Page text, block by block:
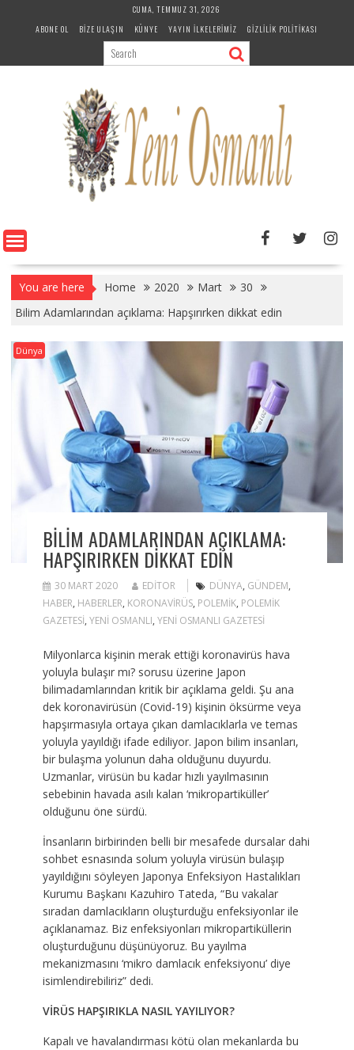
CUMA, TEMMUZ 31, 2026
ABONE OL
BIZE ULAŞIN KÜNYE YAYIN İLKELERIMIZ GIZLILIK POLITIKASI
You are here Home 2020 Mart
30
Bilim Adamlarından açıklama: Hapşırırken dikkat edin
Dünya
BILIM ADAMLARINDAN AÇIKLAMA:
HAPŞIRIRKEN DIKKAT EDIN
30 MART 2020 EDITOR DÜNYA, GÜNDEM,
HABER, HABERLER, KORONAVIRÜS, POLEMIK, POLEMIK
GAZETESI, YENI OSMANLI, YENI OSMANLI GAZETESI
Milyonlarca kişinin merak ettiği koronavirüs hava
yoluyla bulaşır mı? sorusu üzerine Japon
bilimadamlarından kritik bir açıklama geldi. Şu ana
dek koronavirüsün (Covid-19) kişinin öksürme veya
hapşırmasıyla ortaya çıkan damlacıklarla ve temas
yoluyla yayıldığı ifade ediliyor. Japon bilim insanları,
bir bulaşma yolunun daha olduğunu duyurdu.
Uzmanlar, virüsün bu kadar hızlı yayılmasının
sebebinin havada asılı kalan ‘mikropartiküller’
olduğunu öne sürdü.
İnsanların birbirinden belli bir mesafede dursalar dahi
sohbet esnasında solum yoluyla virüsün bulaşıp
yayıldığını söyleyen Japonya Enfeksiyon Hastalıkları
Kurumu Başkanı Kazuhiro Tateda, “Bu vakalar
sıradan damlacıkların oluşturduğu enfeksiyonlar ile
açıklanamaz. Biz enfeksiyonları mikropartiküllerin
oluşturduğunu düşünüyoruz. Bu yayılma
mekanizmasını ‘mikro damlacık enfeksiyonu’ diye
isimlendirebiliriz” dedi.
VİRÜS HAPŞIRIKLA NASIL YAYILIYOR?
Kapalı ve havalandırması kötü olan mekanlarda bu